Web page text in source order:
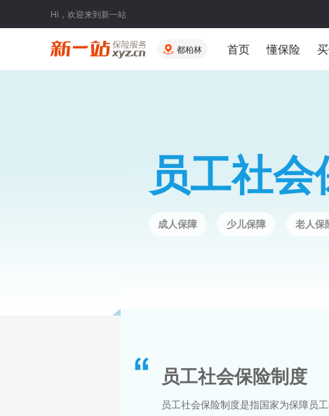
Hi，欢迎来到新一站
都柏林 首页 懂保险
员工社
成人保障 少儿保障 老人保
员工社会保险制度
员工社会保险制度是指国家为保障员